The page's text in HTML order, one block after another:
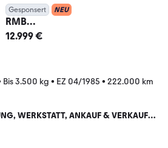
Gesponsert NEU
RMB
Arnold/2,5D/Hzulassung/GFK/Za
12.999 €
Bis 3.500 kg • EZ 04/1985 • 222.000 km
WERKSTATT, ANKAUF & VERKAUF